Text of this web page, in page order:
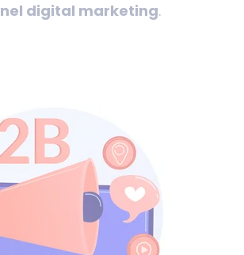
digital marketing.